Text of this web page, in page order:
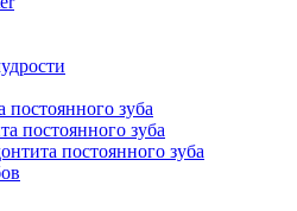
постоянного зуба
постоянного зуба
постоянного зуба